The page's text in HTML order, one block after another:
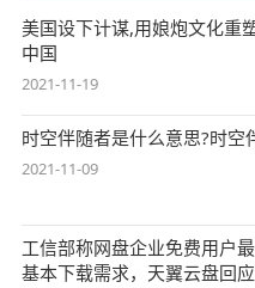
美国设下计谋,用娘炮文化重
中国
2021-11-19
时空伴随者是什么意思?时空
2021-11-09
工信部称网盘企业免费用户
基本下载需求，天翼云盘回